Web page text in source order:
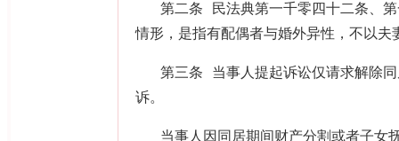
第二条 民法典第一千零四十二条、
情形，是指有配偶者与婚外异性，不以
第三条 当事人提起诉讼仅请求解除
诉。
当事人因同居期间财产分割或者子女